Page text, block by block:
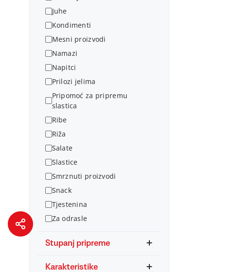
Juhe
Kondimenti
Mesni proizvodi
Namazi
Napitci
Prilozi jelima
Pripomoć za pripremu
slastica
Ribe
Riža
Salate
Slastice
Smrznuti proizvodi
Snack
Tjestenina
Za odrasle
Stupanj pripreme
Karakteristike